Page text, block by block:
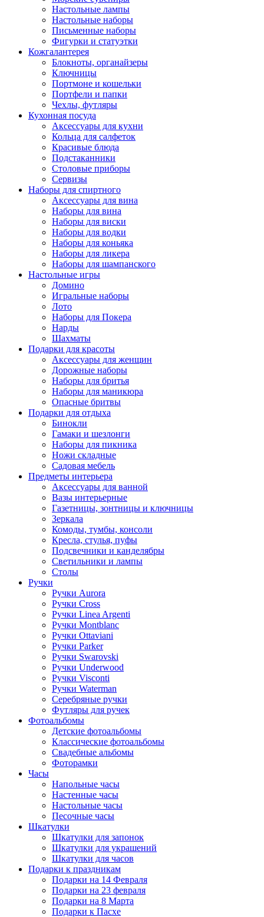
Настольные лампы
Настольные наборы
Письменные наборы
Фигурки и статуэтки
Кожгалантерея
Блокноты, органайзеры
Ключницы
Портмоне и кошельки
Портфели и папки
Чехлы, футляры
Кухонная посуда
Аксессуары для кухни
Кольца для салфеток
Красивые блюда
Подстаканники
Столовые приборы
Cервизы
Наборы для спиртного
Аксессуары для вина
Наборы для вина
Наборы для виски
Наборы для водки
Наборы для коньяка
Наборы для ликера
Наборы для шампанского
Настольные игры
Домино
Игральные наборы
Лото
Наборы для Покера
Нарды
Шахматы
Подарки для красоты
Аксессуары для женщин
Дорожные наборы
Наборы для бритья
Наборы для маникюра
Опасные бритвы
Подарки для отдыха
Бинокли
Гамаки и шезлонги
Наборы для пикника
Ножи складные
Садовая мебель
Предметы интерьера
Аксессуары для ванной
Вазы интерьерные
Газетницы, зонтницы и ключницы
Зеркала
Комоды, тумбы, консоли
Кресла, стулья, пуфы
Подсвечники и канделябры
Светильники и лампы
Столы
Ручки
Ручки Aurora
Ручки Cross
Ручки Linea Argenti
Ручки Montblanc
Ручки Ottaviani
Ручки Parker
Ручки Swarovski
Ручки Underwood
Ручки Visconti
Ручки Waterman
Серебряные ручки
Футляры для ручек
Фотоальбомы
Детские фотоальбомы
Классические фотоальбомы
Свадебные альбомы
Фоторамки
Часы
Напольные часы
Настенные часы
Настольные часы
Песочные часы
Шкатулки
Шкатулки для запонок
Шкатулки для украшений
Шкатулки для часов
Подарки к праздникам
Подарки на 14 Февраля
Подарки на 23 февраля
Подарки на 8 Марта
Подарки к Пасхе